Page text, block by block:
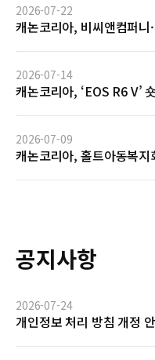
2026-07-22
캐논코리아, 비씨앤컴퍼니
2026-07-14
캐논코리아, ‘EOS R6 V’
2026-07-09
캐논코리아, 홀트아동복
공지사항
2026-07-24
개인정보 처리 방침 개정